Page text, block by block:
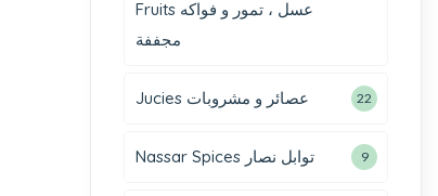
Fruits عسل ، تمور و فواكه
مجففة
Jucies عصائر و مشروبات 22
Nassar Spices توابل نصار 9